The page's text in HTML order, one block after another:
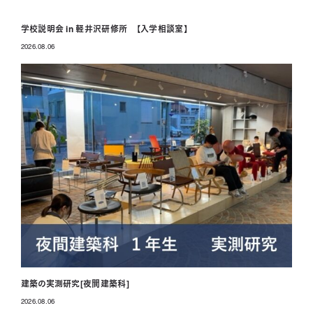
学校説明会 in 軽井沢研修所 【入学相談室】
2026.08.06
建築の実測研究[夜間建築科]
2026.08.06